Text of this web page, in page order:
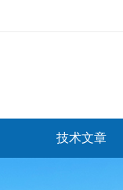
技术文章